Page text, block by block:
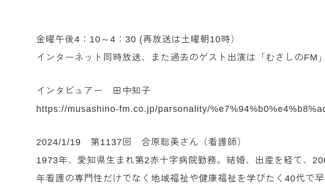
金曜午後4：10～4：30 (再放送は土曜朝10時）
インターネット同時放送、また過去のゲスト出演は「むさしのFM
インタビュアー 田中知子
https://musashino-fm.co.jp/parsonality/
2024/1/19 第1137回 合原聡美さん（看護師）
1973年、愛知県生まれ第2赤十字病院勤務。結婚、出産を経て、
年看護の専門性だけでなく地域福祉や健康福祉を学びたく40代で